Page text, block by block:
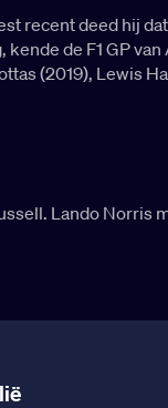
recent deed hij
de F1 GP
(2019), Lewis
Lando Norris